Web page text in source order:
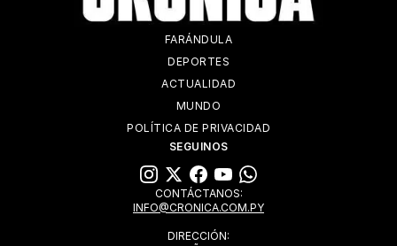
FARÁNDULA
DEPORTES
ACTUALIDAD
MUNDO
POLÍTICA DE PRIVACIDAD
SEGUINOS
CONTÁCTANOS:
INFO@CRONICA.COM.PY
DIRECCIÓN: